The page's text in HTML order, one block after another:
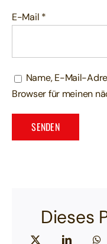
E-Mail *
Name, E-Mail-
Browser für meinen
Dieses